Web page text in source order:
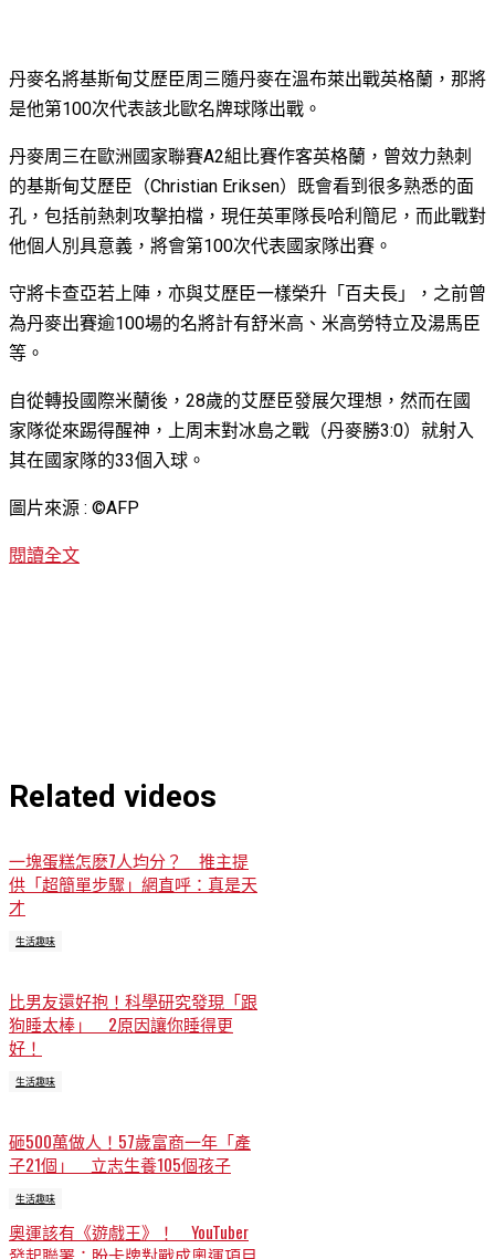
丹麥名將基斯甸艾歷臣周三隨丹麥在溫布萊出戰英格蘭，那將
是他第100次代表該北歐名牌球隊出戰。
丹麥周三在歐洲國家聯賽A2組比賽作客英格蘭，曾效力熱刺
的基斯甸艾歷臣（Christian Eriksen）既會看到很多熟悉的面
孔，包括前熱刺攻擊拍檔，現任英軍隊長哈利簡尼，而此戰對
他個人別具意義，將會第100次代表國家隊出賽。
守將卡查亞若上陣，亦與艾歷臣一樣榮升「百夫長」，之前曾
為丹麥出賽逾100場的名將計有舒米高、米高勞特立及湯馬臣
等。
自從轉投國際米蘭後，28歲的艾歷臣發展欠理想，然而在國
家隊從來踢得醒神，上周末對冰島之戰（丹麥勝3:0）就射入
其在國家隊的33個入球。
圖片來源 : ©AFP
閱讀全文
Related videos
一塊蛋糕怎麽7人均分？ 推主提
供「超簡單步驟」網直呼：真是天
才
生活趣味
比男友還好抱！科學研究發現「跟
狗睡太棒」 2原因讓你睡得更
好！
生活趣味
砸500萬做人！57歲富商一年「產
子21個」 立志生養105個孩子
生活趣味
奧運該有《遊戲王》！ YouTuber